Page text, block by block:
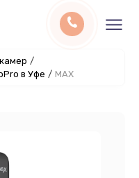
/
в Уфе / MAX